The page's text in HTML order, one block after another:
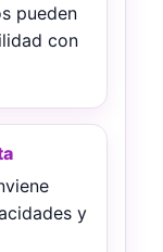
pueden
con
y